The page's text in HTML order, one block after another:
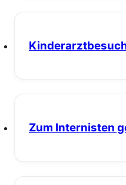
Zum Internisten